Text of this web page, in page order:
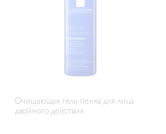
Очищающая гель-пенка для лица
двойного действия